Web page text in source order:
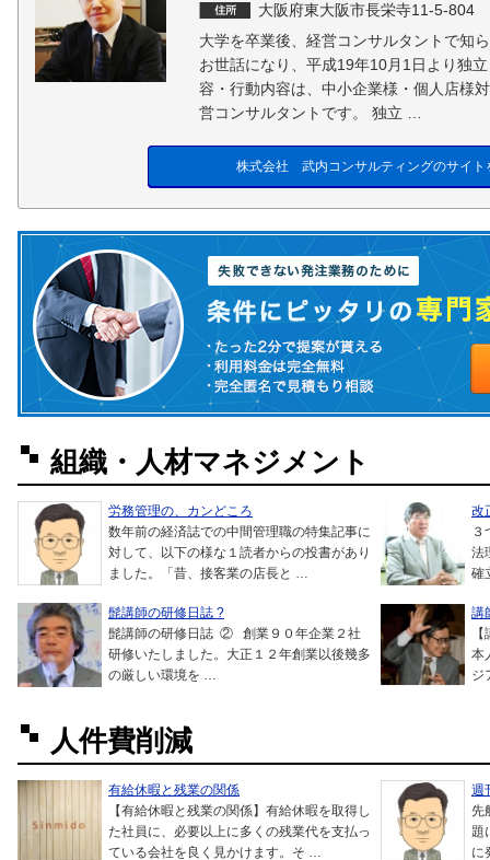
大阪府東大阪市長栄寺11-5-804
大学を卒業後、経営コンサルタントで知
お世話になり、平成19年10月1日より独
容・行動内容は、中小企業様・個人店様
営コンサルタントです。 独立 …
株式会社 武内コンサルティングのサイト
組織・人材マネジメント
労務管理の、カンどころ
数年前の経済誌での中間管理職の特集記事に
対して、以下の様な１読者からの投書があり
ました。「昔、接客業の店長と …
改
３
法
確
髭講師の研修日誌 ?
髭講師の研修日誌 ② 創業９０年企業２社
研修いたしました。大正１２年創業以後幾多
の厳しい環境を …
講
本
ジ
人件費削減
有給休暇と残業の関係
【有給休暇と残業の関係】有給休暇を取得し
た社員に、必要以上に多くの残業代を支払っ
ている会社を良く見かけます。そ …
週
先
題
に